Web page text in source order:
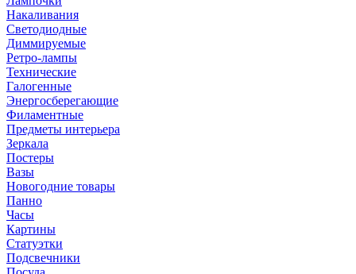
Накаливания
Светодиодные
Диммируемые
Ретро-лампы
Технические
Галогенные
Энергосберегающие
Филаментные
Предметы интерьера
Зеркала
Постеры
Вазы
Новогодние товары
Панно
Часы
Картины
Статуэтки
Подсвечники